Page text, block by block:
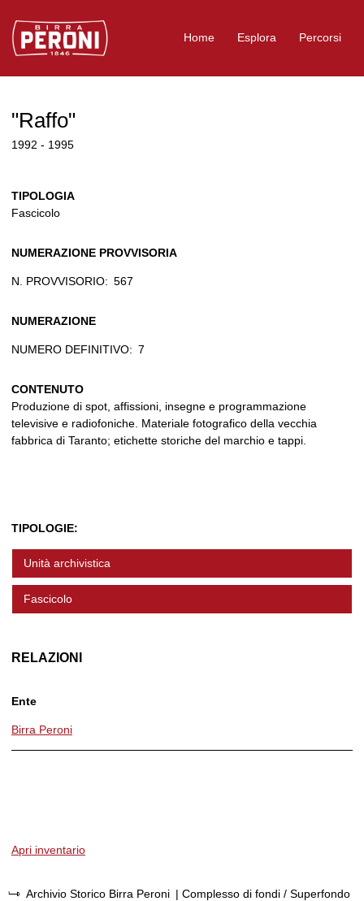
Logo Birra Peroni
Home Esplora Percorsi
"Raffo"
1992 - 1995
TIPOLOGIA
Fascicolo
NUMERAZIONE PROVVISORIA
N. PROVVISORIO: 567
NUMERAZIONE
NUMERO DEFINITIVO: 7
CONTENUTO
Produzione di spot, affissioni, insegne e programmazione
televisive e radiofoniche. Materiale fotografico della vecchia
fabbrica di Taranto; etichette storiche del marchio e tappi.
TIPOLOGIE:
Unità archivistica
Fascicolo
RELAZIONI
Ente
Birra Peroni
Apri inventario
Archivio Storico Birra Peroni | Complesso di fondi / Superfondo